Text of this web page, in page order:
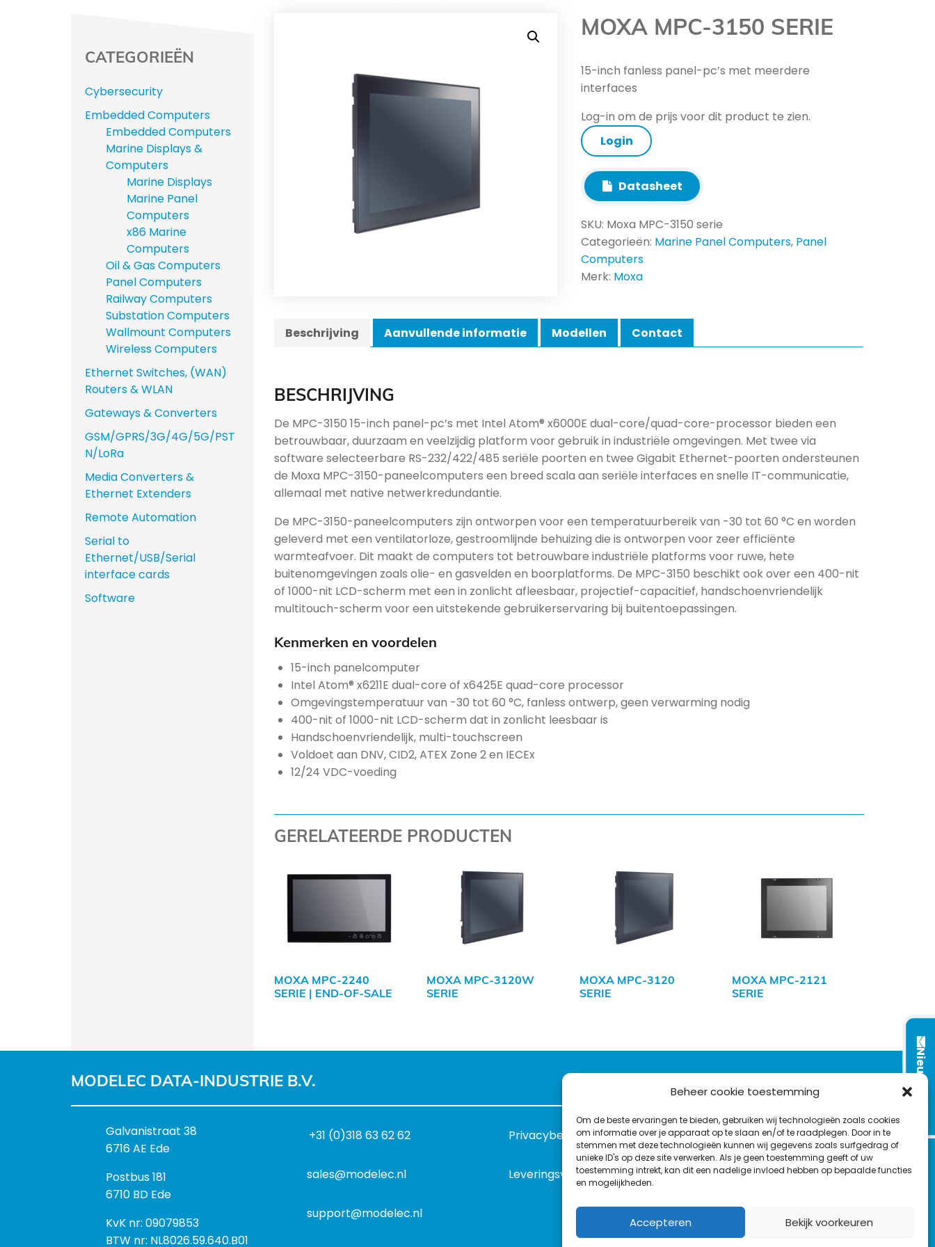
Beheer cookie toestemming
Om de beste ervaringen te bieden, gebruiken wij technologieën zoals cookies
om informatie over je apparaat op te slaan en/of te raadplegen. Door in te
stemmen met deze technologieën kunnen wij gegevens zoals surfgedrag of
unieke ID's op deze site verwerken. Als je geen toestemming geeft of uw
toestemming intrekt, kan dit een nadelige invloed hebben op bepaalde functies
en mogelijkheden.
Accepteren Bekijk voorkeuren
MOXA MPC-3150 SERIE
15-inch fanless panel-pc’s met meerdere
interfaces
Log-in om de prijs voor dit product te zien.
Login
Datasheet
SKU: Moxa MPC-3150 serie
Categorieën: Marine Panel Computers, Panel
Computers
Merk: Moxa
Beschrijving Aanvullende informatie Modellen Contact
BESCHRIJVING
De MPC-3150 15-inch panel-pc’s met Intel Atom® x6000E dual-core/quad-core-processor bieden een
betrouwbaar, duurzaam en veelzijdig platform voor gebruik in industriële omgevingen. Met twee via
software selecteerbare RS-232/422/485 seriële poorten en twee Gigabit Ethernet-poorten ondersteunen
de Moxa MPC-3150-paneelcomputers een breed scala aan seriële interfaces en snelle IT-communicatie,
allemaal met native netwerkredundantie.
De MPC-3150-paneelcomputers zijn ontworpen voor een temperatuurbereik van -30 tot 60 °C en worden
geleverd met een ventilatorloze, gestroomlijnde behuizing die is ontworpen voor zeer efficiënte
warmteafvoer. Dit maakt de computers tot betrouwbare industriële platforms voor ruwe, hete
buitenomgevingen zoals olie- en gasvelden en boorplatforms. De MPC-3150 beschikt ook over een 400-nit
of 1000-nit LCD-scherm met een in zonlicht afleesbaar, projectief-capacitief, handschoenvriendelijk
multitouch-scherm voor een uitstekende gebruikerservaring bij buitentoepassingen.
Kenmerken en voordelen
15-inch panelcomputer
Intel Atom® x6211E dual-core of x6425E quad-core processor
Omgevingstemperatuur van -30 tot 60 °C, fanless ontwerp, geen verwarming nodig
400-nit of 1000-nit LCD-scherm dat in zonlicht leesbaar is
Handschoenvriendelijk, multi-touchscreen
Voldoet aan DNV, CID2, ATEX Zone 2 en IECEx
12/24 VDC-voeding
GERELATEERDE PRODUCTEN
MOXA MPC-2240
SERIE | END-OF-SALE
MOXA MPC-3120W
SERIE
MOXA MPC-3120
SERIE
MOXA MPC-2121
SERIE
CATEGORIEËN
Cybersecurity
Embedded Computers
Embedded Computers
Marine Displays &
Computers
Marine Displays
Marine Panel
Computers
x86 Marine
Computers
Oil & Gas Computers
Panel Computers
Railway Computers
Substation Computers
Wallmount Computers
Wireless Computers
Ethernet Switches, (WAN)
Routers & WLAN
Gateways & Converters
GSM/GPRS/3G/4G/5G/PST
N/LoRa
Media Converters &
Ethernet Extenders
Remote Automation
Serial to
Ethernet/USB/Serial
interface cards
Software
MODELEC DATA-INDUSTRIE B.V.
B
e
o
e
k
a
Galvanistraat 38
6716 AE Ede
P
o
t
Postbus 181
6710 BD Ede
I
n
KvK nr: 09079853
BTW nr: NL8026.59.640.B01
+31 (0)318 63 62 62
sales@modelec.nl
support@modelec.nl
Privacybeleid
Leveringsvoorwaarden
L
i
n
I
T
w
t
F
a
c
o
Y
o
u
b
C
o
n
c
Nieuwsbrief